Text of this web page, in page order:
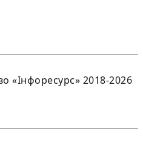
«Інфоресурс» 2018-2026